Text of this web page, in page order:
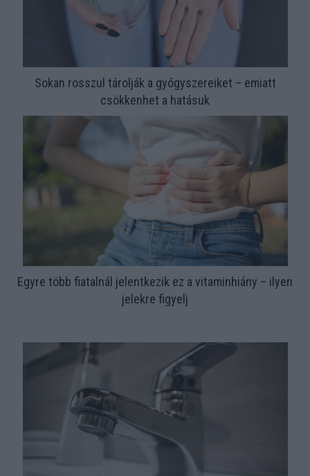
Sokan rosszul tárolják a gyógyszereiket – emiatt
csökkenhet a hatásuk
Egyre több fiatalnál jelentkezik ez a vitaminhiány – ilyen
jelekre figyelj